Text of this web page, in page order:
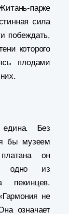
парке
сила
побеждать,
которого
плодами
Без
бы музеем
он
одно из
пекинцев.
не
означает